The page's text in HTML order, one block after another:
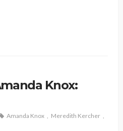
Knox:
Amanda Knox
Meredith Kercher